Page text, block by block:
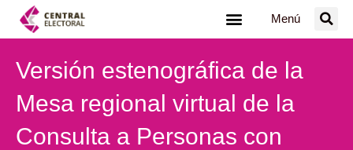
Menú
Versión estenográfica de la
Mesa regional virtual de la
Consulta a Personas con